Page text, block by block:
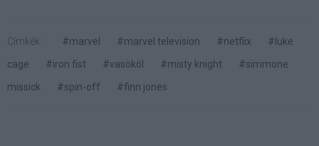
Címkék: #marvel #marvel television #netflix
#luke
cage
#iron fist #vasököl #misty knight
#simmone
missick
#spin-off #finn jones